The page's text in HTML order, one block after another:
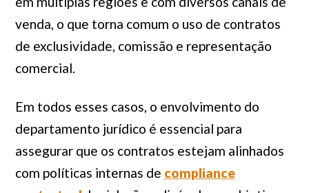
venda, o que torna comum o uso de contratos
de exclusividade, comissão e representação
comercial.
Em todos esses casos, o envolvimento do
departamento jurídico é essencial para
assegurar que os contratos estejam alinhados
com políticas internas de compliance